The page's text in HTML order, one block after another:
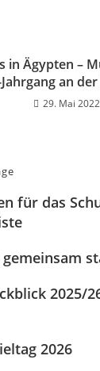
in Ägypten –
an der
29. Mai 2022
für das
gemeinsam
2025/
2026